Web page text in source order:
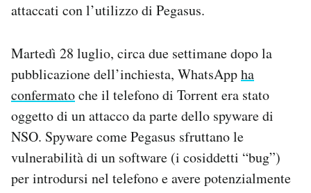
attaccati con l’utilizzo di Pegasus.
Martedì 28 luglio, circa due settimane dopo la
pubblicazione dell’inchiesta, WhatsAppha
confermatoche il telefono di Torrent era stato
oggetto di un attacco da parte dello spyware di
NSO. Spyware come Pegasus sfruttano le
vulnerabilità di un software (i cosiddetti “bug”)
per introdursi nel telefono e avere potenzialmente